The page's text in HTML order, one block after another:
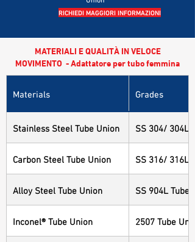
RICHIEDI MAGGIORI INFORMAZIONI
MATERIALI E QUALITÀ IN VELOCE
MOVIMENTO - Adattatore per tubo femmina
Materials Grades
Stainless Steel Tube Union SS 304/ 304L
Carbon Steel Tube Union SS 316/ 316L
Alloy Steel Tube Union SS 904L Tube
Inconel® Tube Union 2507 Tube Union